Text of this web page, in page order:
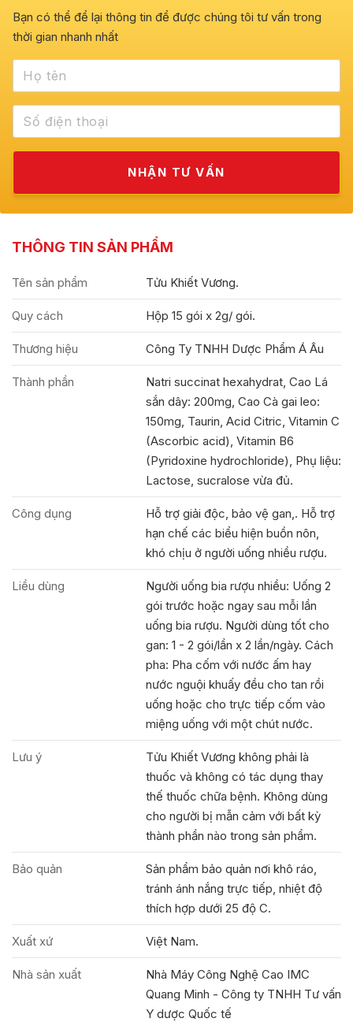
Bạn có thể để lại thông tin để được chúng tôi tư vấn trong
thời gian nhanh nhất
THÔNG TIN SẢN PHẨM
Tên sản phẩm Tửu Khiết Vương.
Quy cách Hộp 15 gói x 2g/ gói.
Thương hiệu Công Ty TNHH Dược Phẩm Á Âu
Thành phần
Natri succinat hexahydrat, Cao Lá
sắn dây: 200mg, Cao Cà gai leo:
150mg, Taurin, Acid Citric, Vitamin C
(Ascorbic acid), Vitamin B6
(Pyridoxine hydrochloride), Phụ liệu:
Lactose, sucralose vừa đủ.
Công dụng
Hỗ trợ giải độc, bảo vệ gan,. Hỗ trợ
hạn chế các biểu hiện buồn nôn,
khó chịu ở người uống nhiều rượu.
Liều dùng
Người uống bia rượu nhiều: Uống 2
gói trước hoặc ngay sau mỗi lần
uống bia rượu. Người dùng tốt cho
gan: 1 - 2 gói/lần x 2 lần/ngày. Cách
pha: Pha cốm với nước ấm hay
nước nguội khuấy đều cho tan rồi
uống hoặc cho trực tiếp cốm vào
miệng uống với một chút nước.
Lưu ý
Tửu Khiết Vương không phải là
thuốc và không có tác dụng thay
thế thuốc chữa bệnh. Không dùng
cho người bị mẫn cảm với bất kỳ
thành phần nào trong sản phẩm.
Bảo quản
Sản phẩm bảo quản nơi khô ráo,
tránh ánh nắng trực tiếp, nhiệt độ
thích hợp dưới 25 độ C.
Xuất xứ Việt Nam.
Nhà sản xuất
Nhà Máy Công Nghệ Cao IMC
Quang Minh - Công ty TNHH Tư vấn
Y dược Quốc tế